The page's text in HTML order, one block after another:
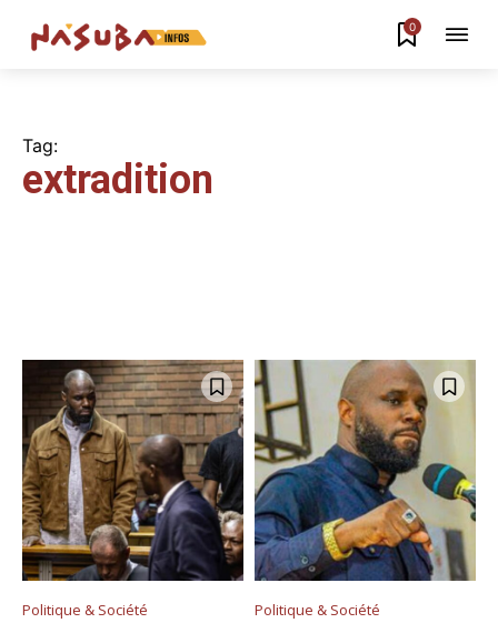
0
Tag:
extradition
Politique & Société Politique & Société